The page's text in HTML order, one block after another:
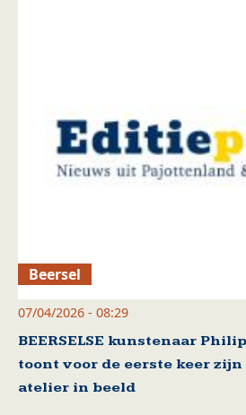
Beersel
07/04/2026 - 08:29
BEERSELSE kunstenaar
toont voor de eerste keer
atelier in beeld